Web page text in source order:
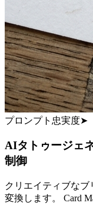
プロンプト忠実度➤
AIタトゥージェ
制御
クリエイティブな
変換します。 Card